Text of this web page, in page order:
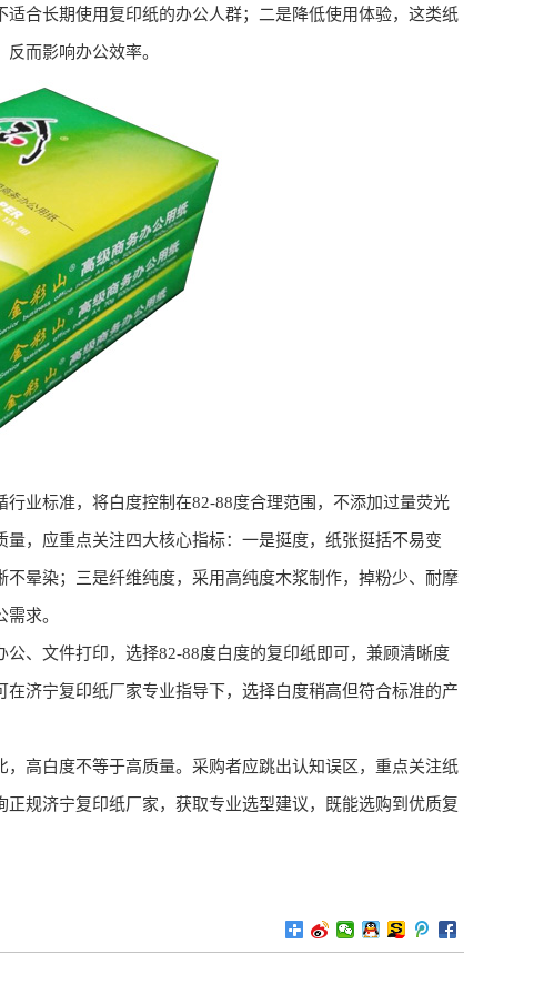
合长期使用复印纸的办公人群；二是降低使用体验，这类纸
而影响办公效率。
业标准，将白度控制在82-88度合理范围，不添加过量荧光
，应重点关注四大核心指标：一是挺度，纸张挺括不易变
晕染；三是纤维纯度，采用高纯度木浆制作，掉粉少、耐摩
求。
、文件打印，选择82-88度白度的复印纸即可，兼顾清晰度
济宁复印纸厂家专业指导下，选择白度稍高但符合标准的产
高白度不等于高质量。采购者应跳出认知误区，重点关注纸
规济宁复印纸厂家，获取专业选型建议，既能选购到优质复